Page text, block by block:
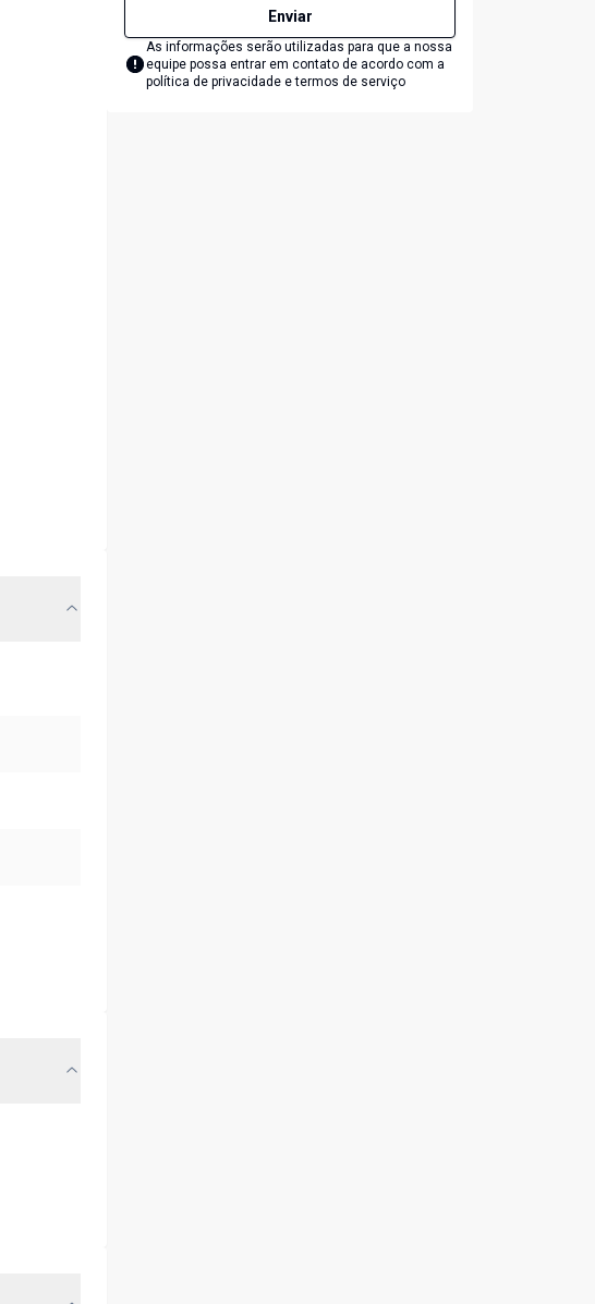
Enviar
As informações serão utilizadas para que a nossa
equipe possa entrar em contato de acordo com a
política de privacidade e termos de serviço